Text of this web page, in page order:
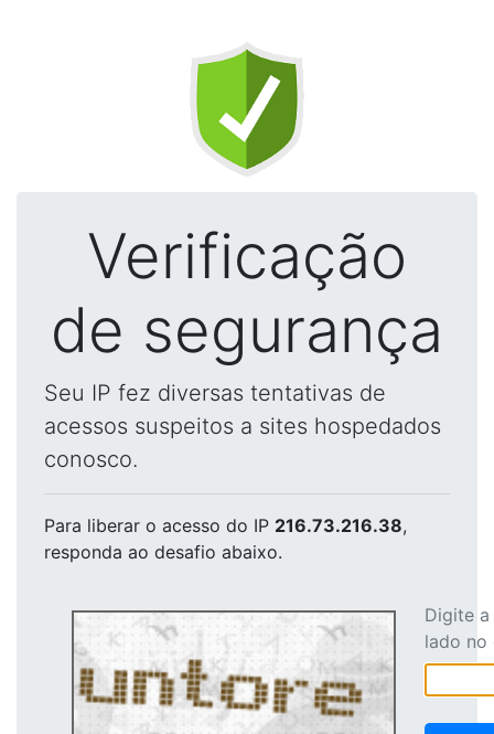
Verificação
de segurança
Seu IP fez diversas tentativas de
acessos suspeitos a sites hospedados
conosco.
Para liberar o acesso do IP 216.73.216.38,
responda ao desafio abaixo.
Digite
lado no